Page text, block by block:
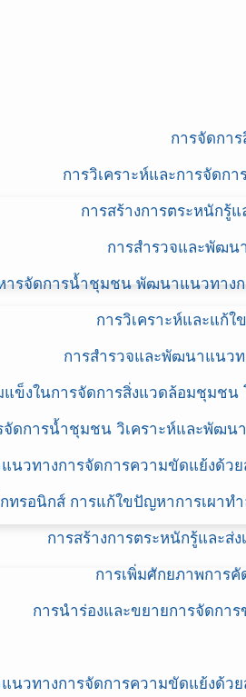
การจัดกา
การวิเคราะห์และการจัดก
การสร้างการตระหนักรู้
การสำรวจและพัฒน
ารจัดการน้ำชุมชน พัฒนาแนวทาง
การวิเคราะห์และแก้
การสำรวจและพัฒนาแนว
ข็งในการจัดการสิ่งแวดล้อมชุมชน
ดการน้ำชุมชน วิเคราะห์และพัฒ
แนวทางการจัดการความขัดแย้งด้
ทรอนิกส์ การแก้ใขปัญหาการเผาท
การสร้างการตระหนักรู้และส่
การเพิ่มศักยภาพการ
การนำร่องและขยายการจัดกา
แนวทางการจัดการความขัดแย้งด้